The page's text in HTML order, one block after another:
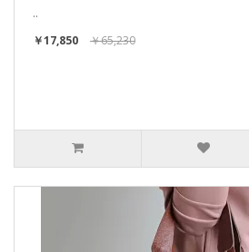
..
￥17,850
￥65,230